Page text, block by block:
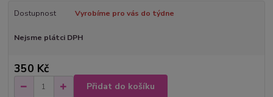
Dostupnost Vyrobíme pro vás do týdne
Nejsme plátci DPH
350 Kč
Přidat do košíku